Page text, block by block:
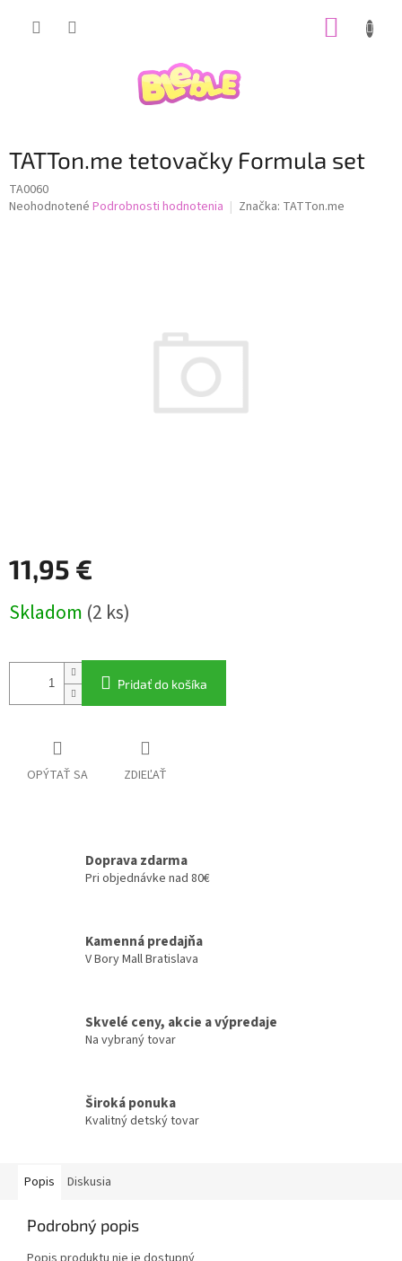
TATTon.me tetovačky Formula set
TA0060
Priemerné
Neohodnotené Podrobnosti hodnotenia Značka: TATTon.me
11,95 €
cena:
Skladom (2 ks)
Pridať do košíka
OPÝTAŤ SA ZDIEĽAŤ
Doprava zdarma
Pri objednávke nad 80€
Kamenná predajňa
V Bory Mall Bratislava
Skvelé ceny, akcie a výpredaje
Na vybraný tovar
Široká ponuka
Kvalitný detský tovar
Popis Diskusia
Podrobný popis